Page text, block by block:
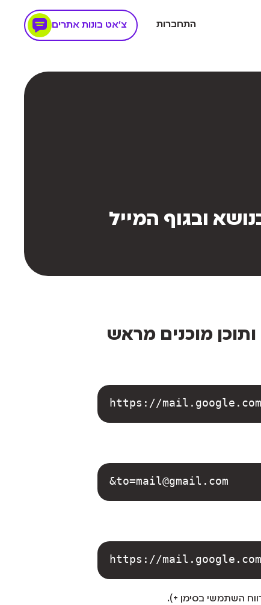
התחברות צ'אט בונות אתרים
ובגוף המייל
מוכנים מראש
https://
&to=mail@gmail.com
https://mail.google.com/
השתמשי בסימן +).